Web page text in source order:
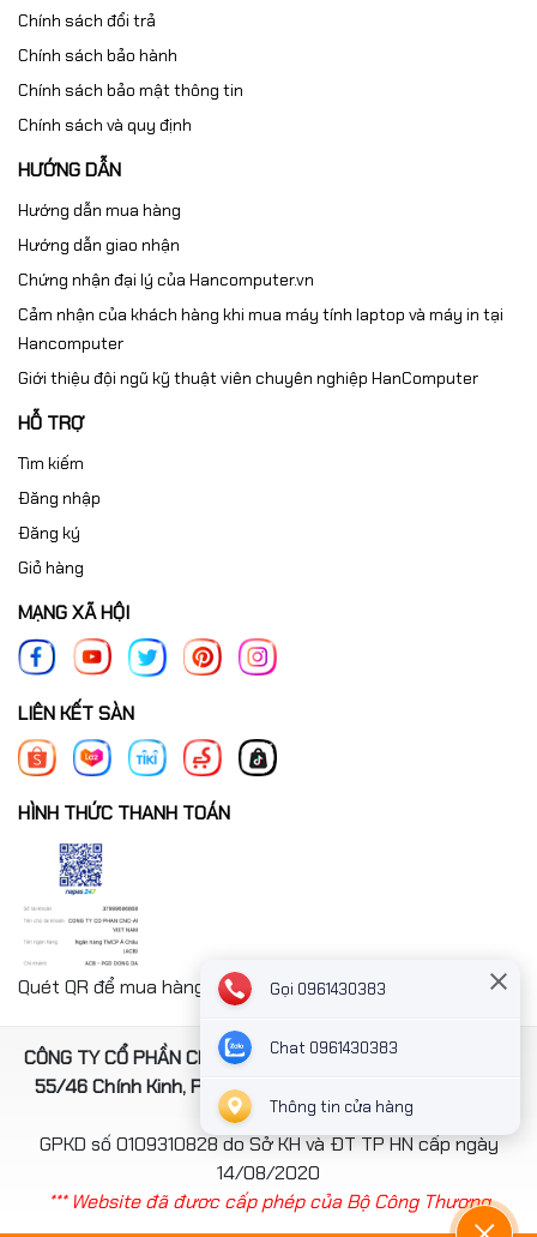
Chính sách đổi trả
Chính sách bảo hành
Chính sách bảo mật thông tin
Chính sách và quy định
HƯỚNG DẪN
Hướng dẫn mua hàng
Hướng dẫn giao nhận
Chứng nhận đại lý của Hancomputer.vn
Cảm nhận của khách hàng khi mua máy tính laptop và máy in tại
Hancomputer
Giới thiệu đội ngũ kỹ thuật viên chuyên nghiệp HanComputer
HỖ TRỢ
Tìm kiếm
Đăng nhập
Đăng ký
Giỏ hàng
MẠNG XÃ HỘI
LIÊN KẾT SÀN
HÌNH THỨC THANH TOÁN
Quét QR để mua hàng nhanh chóng thanh toán công ty
CÔNG TY CỔ PHẦN CNC-AI VIỆT NAM. Địa chỉ: Số 4, ngách
55/46 Chính Kinh, Phường Thanh Xuân, TP Hà Nội, Việt
Nam
GPKD số 0109310828 do Sở KH và ĐT TP HN cấp ngày
14/08/2020
*** Website đã đươc cấp phép của Bộ Công Thương
Gọi 0961430383
Chat 0961430383
Thông tin cửa hàng